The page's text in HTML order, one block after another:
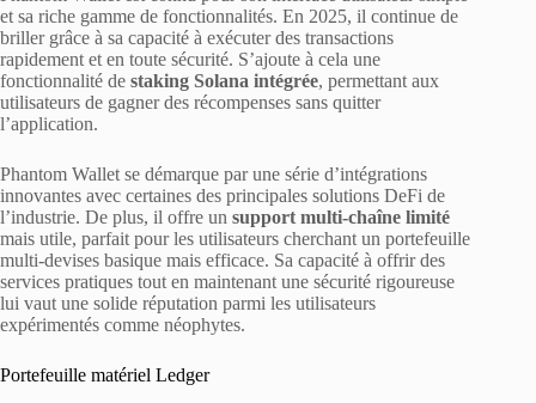
et sa riche gamme de fonctionnalités. En 2025, il continue de
briller grâce à sa capacité à exécuter des transactions
rapidement et en toute sécurité. S’ajoute à cela une
fonctionnalité de staking Solana intégrée, permettant aux
utilisateurs de gagner des récompenses sans quitter
l’application.
Phantom Wallet se démarque par une série d’intégrations
innovantes avec certaines des principales solutions DeFi de
l’industrie. De plus, il offre un support multi-chaîne limité
mais utile, parfait pour les utilisateurs cherchant un portefeuille
multi-devises basique mais efficace. Sa capacité à offrir des
services pratiques tout en maintenant une sécurité rigoureuse
lui vaut une solide réputation parmi les utilisateurs
expérimentés comme néophytes.
Portefeuille matériel Ledger